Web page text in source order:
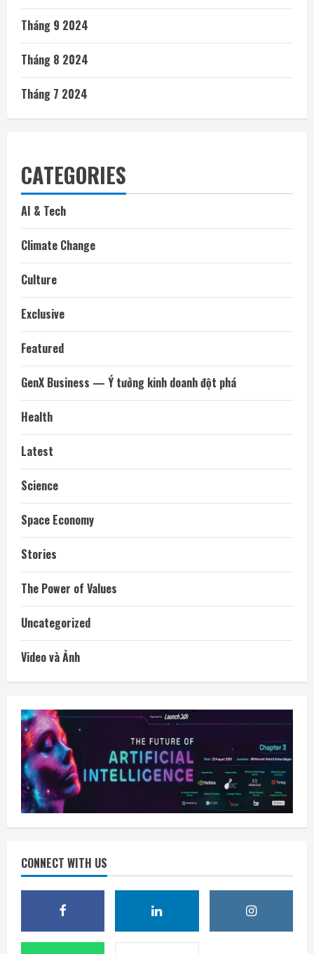
Tháng 9 2024
Tháng 8 2024
Tháng 7 2024
CATEGORIES
AI & Tech
Climate Change
Culture
Exclusive
Featured
GenX Business — Ý tưởng kinh doanh đột phá
Health
Latest
Science
Space Economy
Stories
The Power of Values
Uncategorized
Video và Ảnh
CONNECT WITH US